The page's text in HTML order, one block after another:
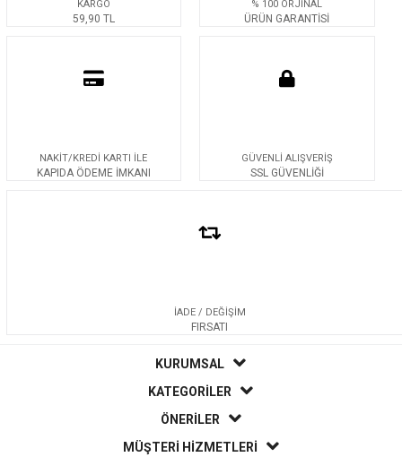
KARGO
59,90 TL
% 100 ORJİNAL
ÜRÜN GARANTİSİ
NAKİT/KREDİ KARTI İLE
KAPIDA ÖDEME İMKANI
GÜVENLİ ALIŞVERİŞ
SSL GÜVENLİĞİ
İADE / DEĞİŞİM
FIRSATI
KURUMSAL
KATEGORİLER
ÖNERİLER
MÜŞTERİ HİZMETLERİ